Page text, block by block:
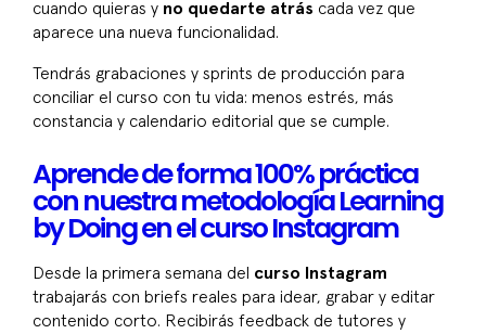
cuando quieras y no quedarte atrás cada vez que
aparece una nueva funcionalidad.
Tendrás grabaciones y sprints de producción para
conciliar el curso con tu vida: menos estrés, más
constancia y calendario editorial que se cumple.
Aprende de forma 100% práctica
con nuestra metodología Learning
by Doing en el curso Instagram
Desde la primera semana del curso Instagram
trabajarás con briefs reales para idear, grabar y editar
contenido corto. Recibirás feedback de tutores y